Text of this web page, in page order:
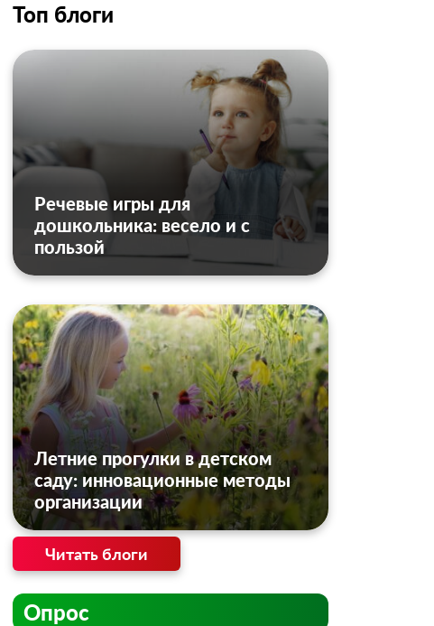
Топ блоги
Речевые игры для
дошкольника: весело и с
пользой
Летние прогулки в детском
саду: инновационные методы
организации
Читать блоги
Опрос